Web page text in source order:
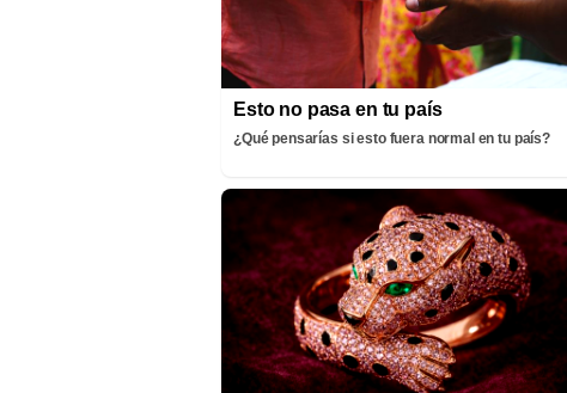
Esto no pasa en tu país
¿Qué pensarías si esto fuera normal en tu país?